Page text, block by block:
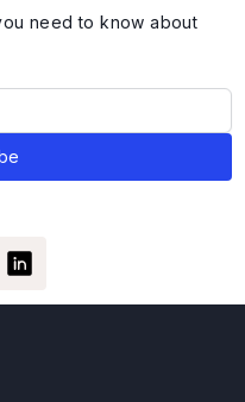
need to know about